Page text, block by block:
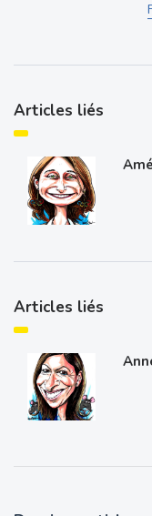
Articles liés
Articles liés